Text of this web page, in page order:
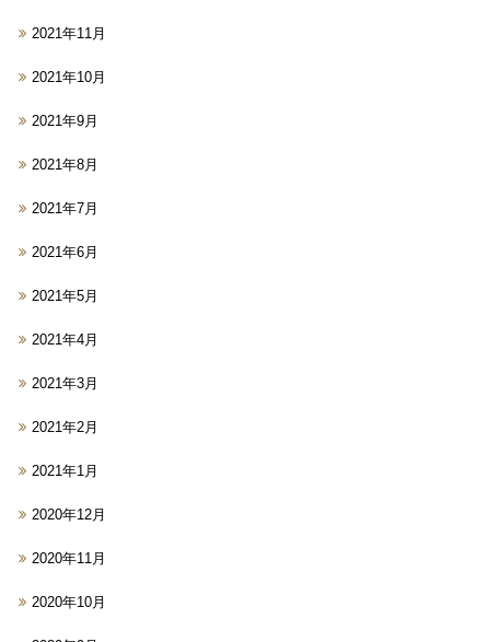
2021年11月
2021年10月
2021年9月
2021年8月
2021年7月
2021年6月
2021年5月
2021年4月
2021年3月
2021年2月
2021年1月
2020年12月
2020年11月
2020年10月